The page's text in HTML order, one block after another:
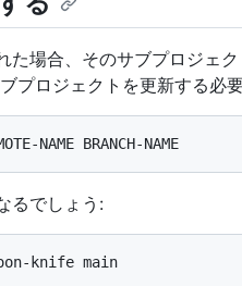
た場合、そのサブプロジェ
プロジェクトを更新する必要
るでしょう: